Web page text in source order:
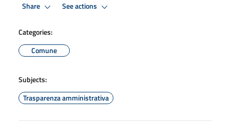
Share See actions
Categories:
Comune
Subjects:
Trasparenza amministrativa